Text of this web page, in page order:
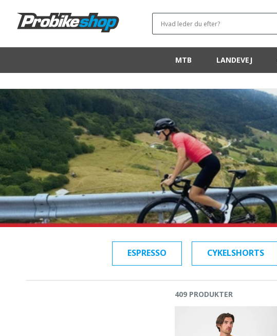
VIDERE TIL
INDHOLDET
Hvad leder du efter?
MTB LANDEVEJ
ESPRESSO CYKELSHORTS
409 PRODUKTER